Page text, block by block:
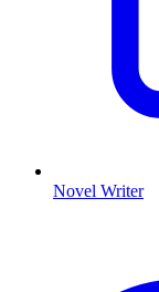
Novel Writer